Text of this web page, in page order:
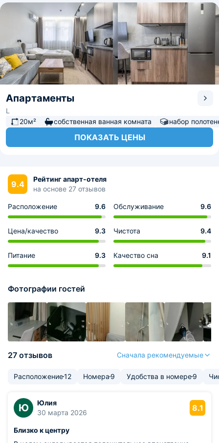
Апартаменты
L
20м²
собственная ванная комната набор
ПОКАЗАТЬ ЦЕНЫ
9.4
Рейтинг апарт-отеля
на основе 27 отзывов
Расположение 9.6 Обслуживание 9.6
Цена/качество 9.3 Чистота 9.4
Питание 9.3 Качество сна 9.1
Фотографии гостей
27 отзывов Сначала рекомендуемые
Расположение12 Номера 9 Удобства в номере9
Ю
Юлия
30 марта 2026
8.1
Близко к центру